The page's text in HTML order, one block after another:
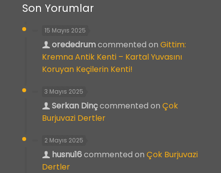
Son Yorumlar
15 Mayıs 2025
orededrumcommented on Gittim:
Kremna Antik Kenti – Kartal Yuvasını
Koruyan Keçilerin Kenti!
3 Mayıs 2025
Serkan Dinçcommented on Çok
Burjuvazi Dertler
2 Mayıs 2025
husnu16commented on Çok Burjuvazi
Dertler